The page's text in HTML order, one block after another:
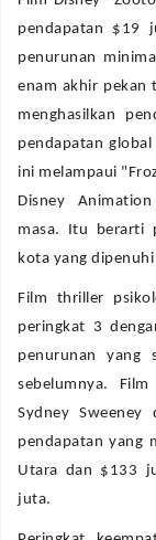
pendapatan $19
penurunan
enam akhir pekan
menghasilkan
pendapatan
ini melampaui
Disney
masa. Itu berarti
kota yang
Film thriller
peringkat 3
penurunan yang
sebelumnya.
Sydney Sweeney
pendapatan yang
Utara dan $133
juta.